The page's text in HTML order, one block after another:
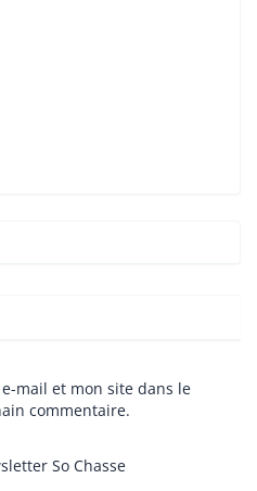
mail et mon site dans le
commentaire.
So Chasse